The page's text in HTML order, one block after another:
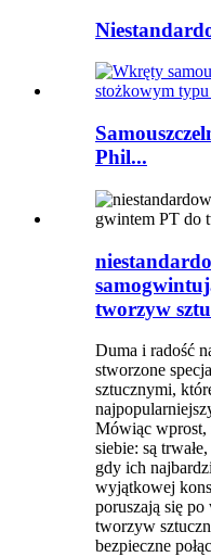
Phil...
tworzyw
Duma i radość
stworzone
sztucznymi,
Mówiąc wprost,
siebie: są
gdy ich
wyjątkowej
poruszają się po
tworzyw
bezpieczne